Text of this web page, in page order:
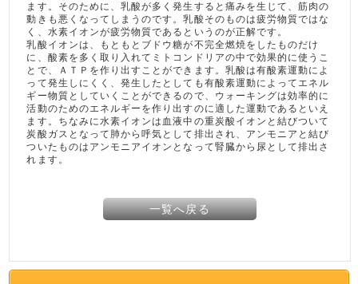
ます。そのために、乳酸が多く発生すると痛みを生じて、筋肉の
動きも悪くなってしまうのです。乳酸そのものは疲労物質ではな
く、水素イオンが疲労物質であるというのが正解です。
乳酸イオンは、もともとブドウ糖が不完全燃焼をしたものだけ
に、酸素を多く取り入れてミトコンドリアの中で効果的に使うこ
とで、ＡＴＰを作り出すことができます。乳酸は有酸素運動によ
って発生しにくく、発生したとしても有酸素運動によってエネル
ギー物質としていくことができるので、ウォーキングは効率的に
活動のためのエネルギーを作り出すのに適した運動であるといえ
ます。ちなみに水素イオンは血液中の重炭酸イオンと結びついて
炭酸ガスとなって肺から呼気として排出され、アンモニアと結び
ついたものはアンモニアイオンとなって腎臓から尿として排出さ
れます。
一覧へ戻る